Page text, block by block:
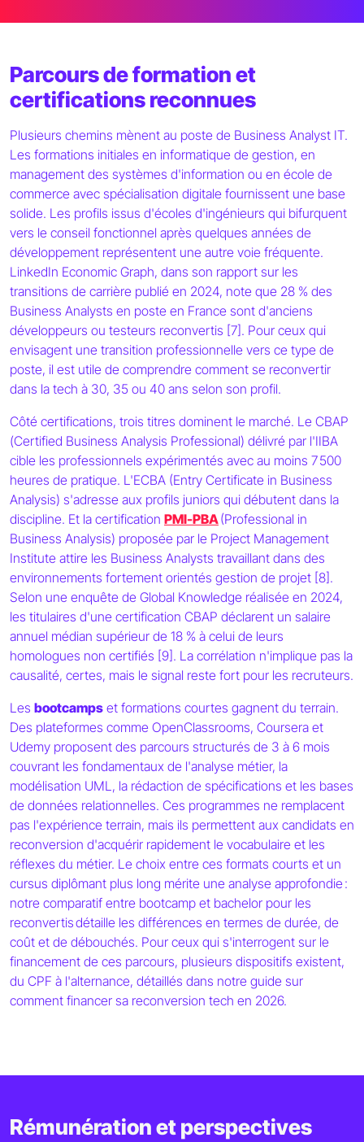
Parcours de formation et
certifications reconnues
Plusieurs chemins mènent au poste de Business Analyst IT.
Les formations initiales en informatique de gestion, en
management des systèmes d'information ou en école de
commerce avec spécialisation digitale fournissent une base
solide. Les profils issus d'écoles d'ingénieurs qui bifurquent
vers le conseil fonctionnel après quelques années de
développement représentent une autre voie fréquente.
LinkedIn Economic Graph, dans son rapport sur les
transitions de carrière publié en 2024, note que 28 % des
Business Analysts en poste en France sont d'anciens
développeurs ou testeurs reconvertis [7]. Pour ceux qui
envisagent une transition professionnelle vers ce type de
poste, il est utile de comprendre comment se reconvertir
dans la tech à 30, 35 ou 40 ans selon son profil.
Côté certifications, trois titres dominent le marché. Le CBAP
(Certified Business Analysis Professional) délivré par l'IIBA
cible les professionnels expérimentés avec au moins 7 500
heures de pratique. L'ECBA (Entry Certificate in Business
Analysis) s'adresse aux profils juniors qui débutent dans la
discipline. Et la certification PMI-PBA(Professional in
Business Analysis) proposée par le Project Management
Institute attire les Business Analysts travaillant dans des
environnements fortement orientés gestion de projet [8].
Selon une enquête de Global Knowledge réalisée en 2024,
les titulaires d'une certification CBAP déclarent un salaire
annuel médian supérieur de 18 % à celui de leurs
homologues non certifiés [9]. La corrélation n'implique pas la
causalité, certes, mais le signal reste fort pour les recruteurs.
Les bootcamps et formations courtes gagnent du terrain.
Des plateformes comme OpenClassrooms, Coursera et
Udemy proposent des parcours structurés de 3 à 6 mois
couvrant les fondamentaux de l'analyse métier, la
modélisation UML, la rédaction de spécifications et les bases
de données relationnelles. Ces programmes ne remplacent
pas l'expérience terrain, mais ils permettent aux candidats en
reconversion d'acquérir rapidement le vocabulaire et les
réflexes du métier. Le choix entre ces formats courts et un
cursus diplômant plus long mérite une analyse approfondie :
notre comparatif entre bootcamp et bachelor pour les
reconvertis détaille les différences en termes de durée, de
coût et de débouchés. Pour ceux qui s'interrogent sur le
financement de ces parcours, plusieurs dispositifs existent,
du CPF à l'alternance, détaillés dans notre guide sur
comment financer sa reconversion tech en 2026.
Rémunération et perspectives